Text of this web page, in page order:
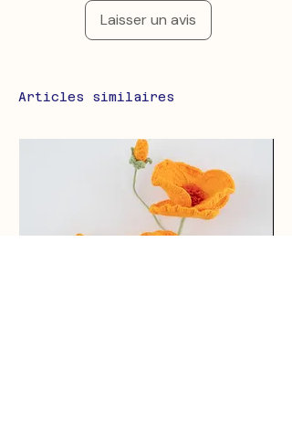
Laisser un avis
Articles similaires